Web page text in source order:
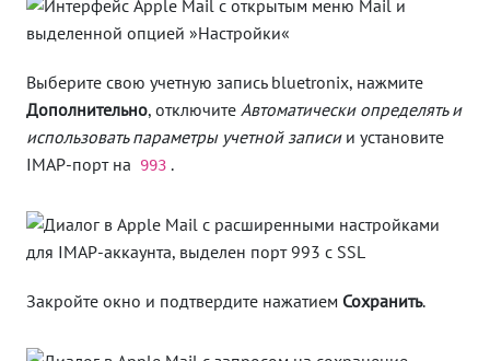
Выберите свою учетную запись bluetronix, нажмите
Дополнительно, отключите Автоматически определять и
использовать параметры учетной записии установите
IMAP-порт на
993 .
Закройте окно и подтвердите нажатием Сохранить.